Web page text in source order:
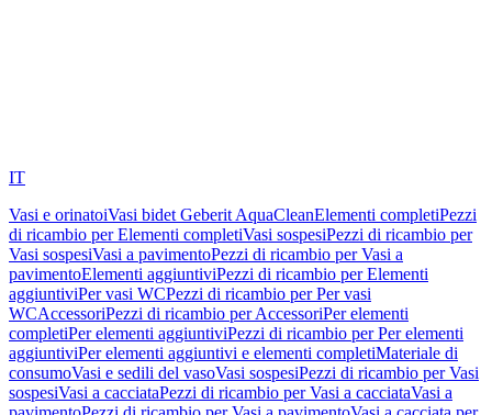
IT
Vasi e orinatoiVasi bidet Geberit AquaCleanElementi completiPezzi
di ricambio per Elementi completiVasi sospesiPezzi di ricambio per
Vasi sospesiVasi a pavimentoPezzi di ricambio per Vasi a
pavimentoElementi aggiuntiviPezzi di ricambio per Elementi
aggiuntiviPer vasi WCPezzi di ricambio per Per vasi
WCAccessoriPezzi di ricambio per AccessoriPer elementi
completiPer elementi aggiuntiviPezzi di ricambio per Per elementi
aggiuntiviPer elementi aggiuntivi e elementi completiMateriale di
consumoVasi e sedili del vasoVasi sospesiPezzi di ricambio per Vasi
sospesiVasi a cacciataPezzi di ricambio per Vasi a cacciataVasi a